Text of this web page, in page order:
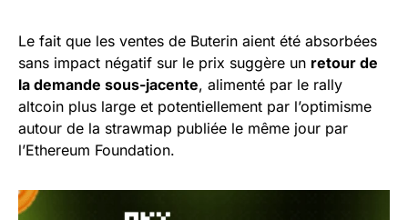
Le fait que les ventes de Buterin aient été absorbées
sans impact négatif sur le prix suggère un retour de
la demande sous-jacente, alimenté par le rally
altcoin plus large et potentiellement par l’optimisme
autour de la strawmap publiée le même jour par
l’Ethereum Foundation.